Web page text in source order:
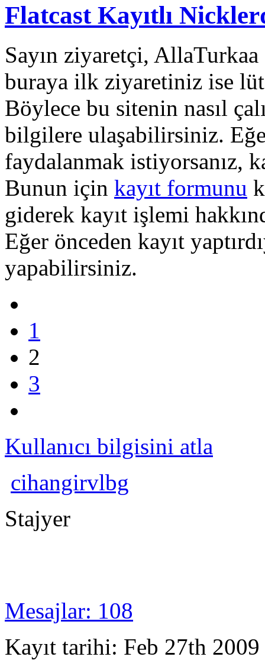
Flatcast Kayıtlı
Sayın ziyaretçi,
buraya ilk ziyaretiniz ise
Böylece bu sitenin nasıl
bilgilere ulaşabilirsiniz.
faydalanmak istiyorsanız,
Bunun için kayıt formunu
giderek kayıt işlemi
Eğer önceden kayıt
yapabilirsiniz.
1
2
3
Kullanıcı bilgisini atla
cihangirvlbg
Stajyer
Mesajlar: 108
Kayıt tarihi: Feb 27th 2009